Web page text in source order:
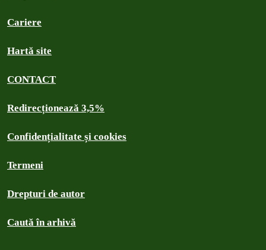
Cariere
Hartă site
CONTACT
Redirecționează 3,5%
Confidențialitate și cookies
Termeni
Drepturi de autor
Caută în arhivă